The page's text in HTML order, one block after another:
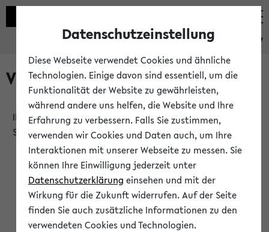
eKVV
Verlauf
Ihr Verlauf ist leer. Er wird sich im Verlauf Ihrer eKVV
Sitzung füllen.
Datenschutzeinstellung
Diese Webseite verwendet Cookies und ähnliche
Technologien. Einige davon sind essentiell, um die
Funktionalität der Website zu gewährleisten,
während andere uns helfen, die Website und Ihre
Erfahrung zu verbessern. Falls Sie zustimmen,
verwenden wir Cookies und Daten auch, um Ihre
Interaktionen mit unserer Webseite zu messen. Sie
können Ihre Einwilligung jederzeit unter
Datenschutzerklärung einsehen und mit der
Wirkung für die Zukunft widerrufen. Auf der Seite
finden Sie auch zusätzliche Informationen zu den
verwendeten Cookies und Technologien.